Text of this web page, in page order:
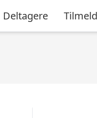
Deltagere Tilmeld